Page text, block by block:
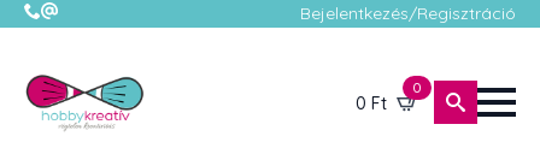
Bejelentkezés/Regisztráció
0 Ft
0